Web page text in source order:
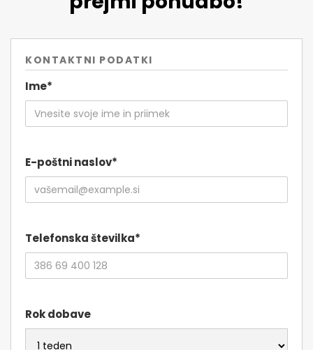
KONTAKTNI PODATKI
Ime*
E-poštni naslov*
Telefonska številka*
Rok dobave